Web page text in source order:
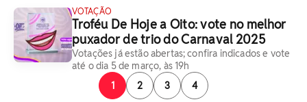
VOTAÇÃO
Troféu De Hoje a Oito: vote no melhor
puxador de trio do Carnaval 2025
Votações já estão abertas; confira indicados e vote
até o dia 5 de março, às 19h
1
2 3 4